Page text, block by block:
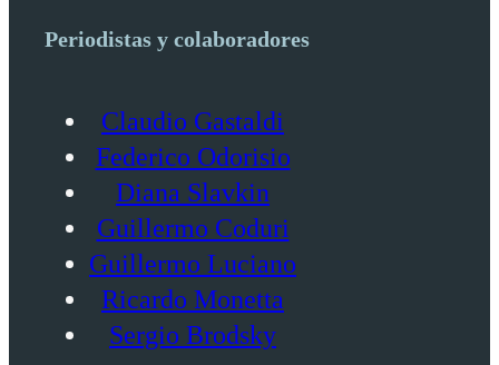
Periodistas y colaboradores
Claudio Gastaldi
Federico Odorisio
Diana Slavkin
Guillermo Coduri
Guillermo Luciano
Ricardo Monetta
Sergio Brodsky